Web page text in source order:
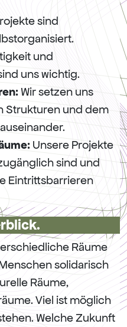
sind
und
uns wichtig.
Wir setzen uns
Strukturen und dem
Unsere Projekte
sind und
Eintrittsbarrieren
Räume
solidarisch
Räume,
Viel ist möglich
Welche Zukunft